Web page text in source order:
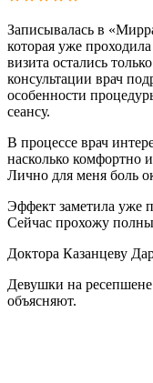
Записывалась в
которая уже
визита остались
консультации врач
особенности
сеансу.
В процессе врач
насколько комфортно
Лично для меня боль
Эффект заметила уже
Сейчас прохожу
Доктора Казанцеву
Девушки на ресепшене
объясняют.